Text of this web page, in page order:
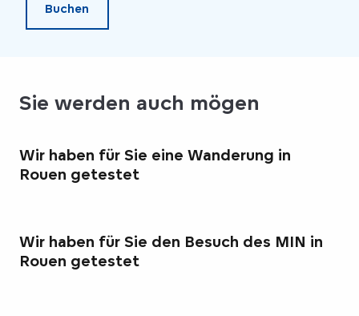
Buchen
Sie werden auch mögen
Wir haben für Sie eine Wanderung in
Rouen getestet
Wir haben für Sie den Besuch des MIN in
Rouen getestet